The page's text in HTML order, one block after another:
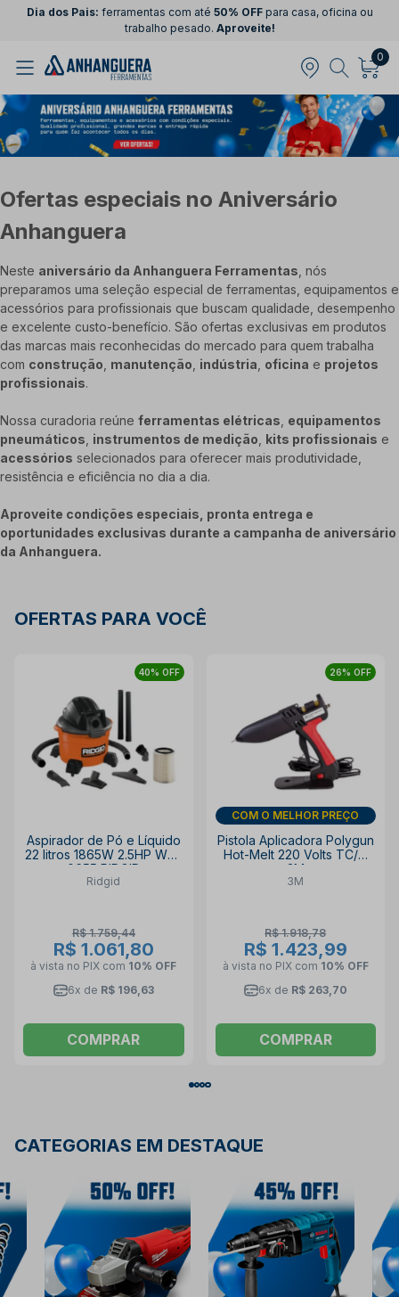
Dia dos Pais: ferramentas com até 50% OFFpara casa, oficina ou
trabalho pesado. Aproveite!
0
Ofertas especiais no Aniversário
Anhanguera
Neste aniversário da Anhanguera Ferramentas , nós
preparamos uma seleção especial de ferramentas, equipamentos e
acessórios para profissionais que buscam qualidade, desempenho
e excelente custo-benefício. São ofertas exclusivas em produtos
das marcas mais reconhecidas do mercado para quem trabalha
com construção manutenção indústria oficina e projetos
profissionais.
Nossa curadoria reúne ferramentas elétricas equipamentos
pneumáticos instrumentos de medição kits profissionais e
acessórios selecionados para oferecer mais produtividade,
resistência e eficiência no dia a dia.
Aproveite condições especiais, pronta entrega e
oportunidades exclusivas durante a campanha de aniversário
da Anhanguera.
OFERTAS PARA VOCÊ
40% OFF
Aspirador de Pó e Líquido
22 litros 1865W 2.5HP WD-
0655 RIDGID
Ridgid
R$ 1.759,44
R$ 1.061,80
à vista no PIX com 10% OFF
6x de R$ 196,63
COMPRAR
26% OFF
DIA DOS PAIS
Pistola Aplicadora Polygun
Hot-Melt 220 Volts TC/Q
3M
3M
R$ 1.918,78
R$ 1.423,99
à vista no PIX com 10% OFF
6x de R$ 263,70
COMPRAR
CATEGORIAS EM DESTAQUE